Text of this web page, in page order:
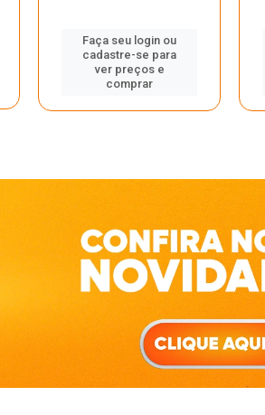
Faça seu login ou
cadastre-se para
ver preços e
comprar